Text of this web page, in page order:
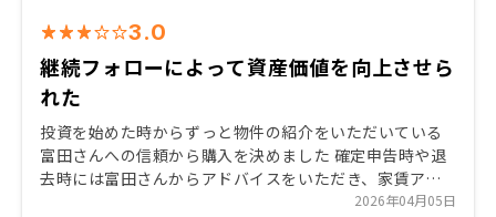
3.0
継続フォローによって資産価値を向上させら
れた
投資を始めた時からずっと物件の紹介をいただいている
富田さんへの信頼から購入を決めました 確定申告時や退
去時には富田さんからアドバイスをいただき、家賃アッ
プに成功しており、資産価値の向上を達成できていると
2026年04月05日